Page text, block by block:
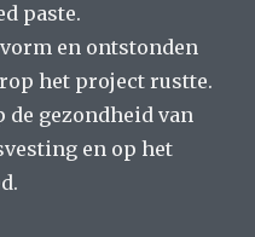
paste.
en ontstonden
het project rustte.
de gezondheid van
en op het